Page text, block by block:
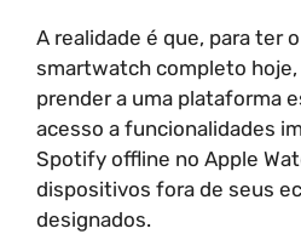
A realidade é que, para ter
smartwatch completo hoje,
prender a uma plataforma
acesso a funcionalidades
Spotify offline no Apple
dispositivos fora de seus
designados.